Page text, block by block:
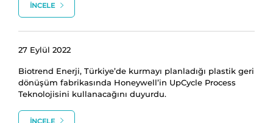
İNCELE
27 Eylül 2022
Biotrend Enerji, Türkiye’de kurmayı planladığı plastik geri
dönüşüm fabrikasında Honeywell’in UpCycle Process
Teknolojisini kullanacağını duyurdu.
İNCELE